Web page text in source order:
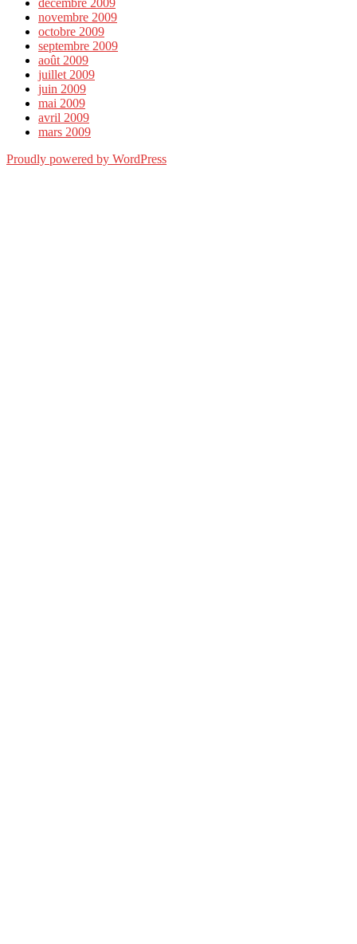
novembre 2009
octobre 2009
septembre 2009
août 2009
juillet 2009
juin 2009
mai 2009
avril 2009
mars 2009
Proudly powered by WordPress